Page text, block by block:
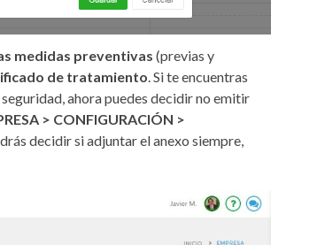
medidas preventivas (previas y
de tratamiento. Si te encuentras
ahora puedes decidir no emitir
> CONFIGURACIÓN >
decidir si adjuntar el anexo siempre,